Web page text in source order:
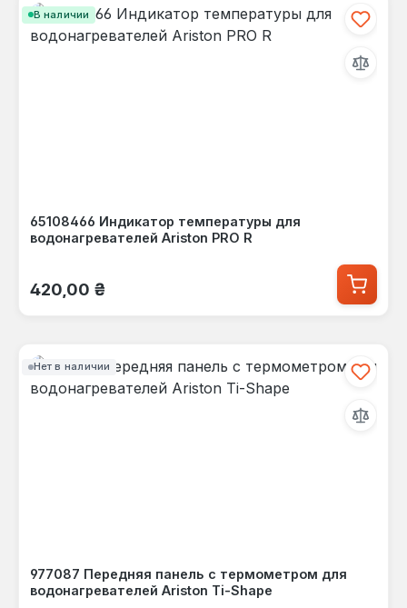
В наличии
65108466 Индикатор температуры для
водонагревателей Ariston PRO R
Обычная цена:
420,00 ₴
Нет в наличии
977087 Передняя панель с термометром для
водонагревателей Ariston Ti-Shape